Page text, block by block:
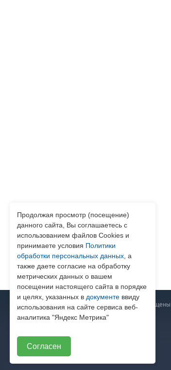
© 2026 Все права защищены.
Продолжая просмотр (посещение)
данного сайта, Вы соглашаетесь с
использованием файлов Cookies и
принимаете условия Политики
обработки персональных данных , а
также даете согласие на обработку
метрических данных о вашем
посещении настоящего сайта в порядке
и целях, указанных в документе ввиду
использования на сайте сервиса веб-
аналитика "Яндекс Метрика"
Согласен